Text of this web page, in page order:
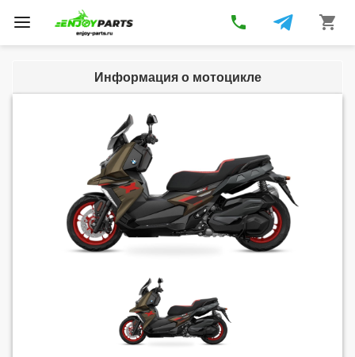
Toggle
navigation
phone shopping_cart
Информация о мотоцикле